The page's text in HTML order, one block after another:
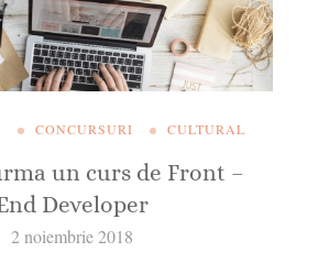
CONCURSURI CULTURAL
un curs de Front –
Developer
2 noiembrie 2018